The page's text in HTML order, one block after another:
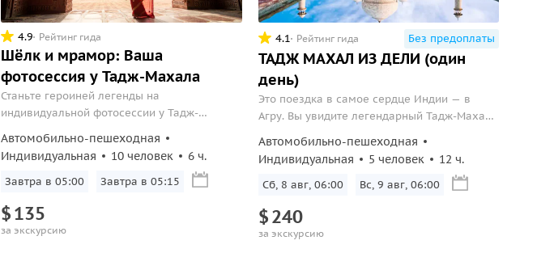
4.9 Рейтинг гида
Шёлк и мрамор: Ваша
фотосессия у Тадж-Махала
Станьте героиней легенды на
индивидуальной фотосессии у Тадж-
создаст ваши портреты в образе эпохи
Великих Моголов на рассвете.
Автомобильно-пешеходная
Индивидуальная
10 человек 6 ч.
Завтра в 05:00 Завтра в 05:15
$135
за экскурсию
4.1 Рейтинг гида Без предоплаты
ТАДЖ МАХАЛ ИЗ ДЕЛИ (один
день)
Это поездка в самое сердце Индии — в
Агру. Вы увидите легендарный Тадж-Махал,
воспоминания, которые останутся навсегда.
Автомобильно-пешеходная
Индивидуальная
5 человек 12 ч.
Сб, 8 авг, 06:00 Вс, 9 авг, 06:00
$240
за экскурсию